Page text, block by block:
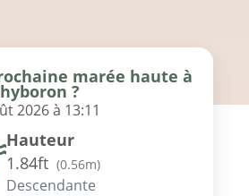
marée haute à
?
2026 à 13:11
Hauteur
1.84ft (0.56m)
Descendante